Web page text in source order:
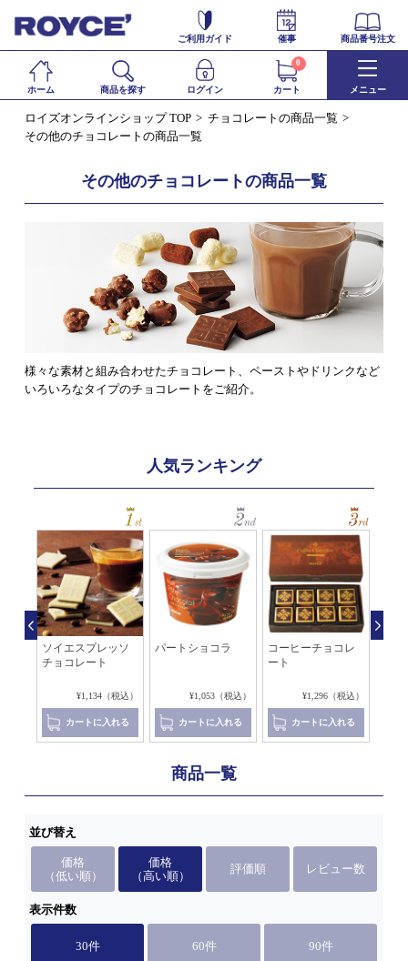
ご利用ガイド 催事 商品番号注文
ホーム 商品を探す ログイン カート
0
メニュー
ロイズオンラインショップ TOP
チョコレートの商品一覧
その他のチョコレートの商品一覧
その他のチョコレートの商品一覧
様々な素材と組み合わせたチョコレート、ペーストやドリンクなど
いろいろなタイプのチョコレートをご紹介。
人気ランキング
ソイエスプレッソ
チョコレート
¥1,134（税込）
カートに入れる
パートショコラ
¥1,053（税込）
カートに入れる
コーヒーチョコレ
ート
¥1,296（税込）
カートに入れる
商品一覧
並び替え
価格
（低い順）
価格
（高い順）
評価順 レビュー数
表示件数
30件 60件 90件